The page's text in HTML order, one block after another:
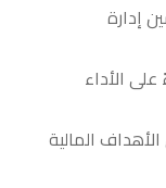
إدارة
على الأداء
المالية